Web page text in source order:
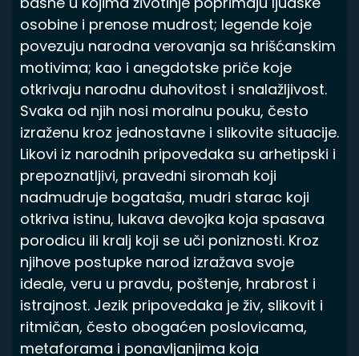
osobine i prenose mudrost; legende koje
povezuju narodna verovanja sa hrišćanskim
motivima; kao i anegdotske priče koje
otkrivaju narodnu duhovitost i snalažljivost.
Svaka od njih nosi moralnu pouku, često
izraženu kroz jednostavne i slikovite situacije.
Likovi iz narodnih pripovedaka su arhetipski i
prepoznatljivi, pravedni siromah koji
nadmudruje bogataša, mudri starac koji
otkriva istinu, lukava devojka koja spasava
porodicu ili kralj koji se uči poniznosti. Kroz
njihove postupke narod izražava svoje
ideale, veru u pravdu, poštenje, hrabrost i
istrajnost. Jezik pripovedaka je živ, slikovit i
ritmičan, često obogaćen poslovicama,
metaforama i ponavljanjima koja